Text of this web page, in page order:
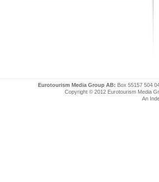
Eurotourism Media Group AB: Box 55157 504
Copyright © 2012 Eurotourism Media
An